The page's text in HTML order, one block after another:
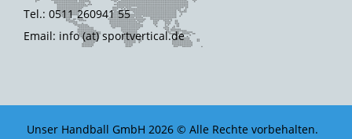
Tel.: 0511 260941 55
Email: info (at) sportvertical.de
Unser Handball GmbH 2026 © Alle Rechte vorbehalten.